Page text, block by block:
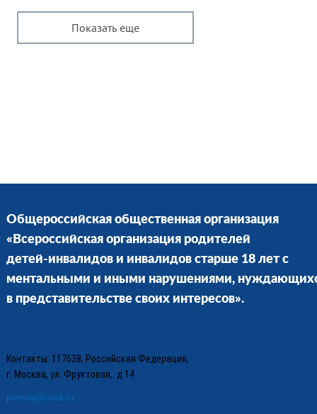
Показать еще
Общероссийская общественная организация
«Всероссийская организация родителей
детей-инвалидов и инвалидов старше 18 лет с
ментальными и иными нарушениями,
в представительстве своих интересов».
Контакты: 117638, Российская Федерация,
г. Москва, ул. Фруктовая, д.14
premia@vordi.ru